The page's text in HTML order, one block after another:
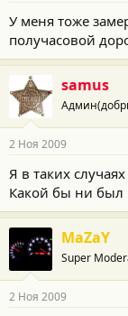
У меня тоже
получасовой
samus
2 Ноя 2009
Я в таких
Какой бы ни был
MaZaY
Super
2 Ноя 2009